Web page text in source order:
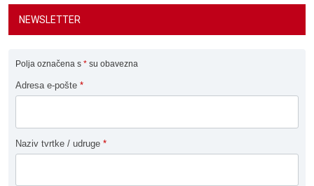
NEWSLETTER
Polja označena s * su obavezna
Adresa e-pošte *
Naziv tvrtke / udruge *